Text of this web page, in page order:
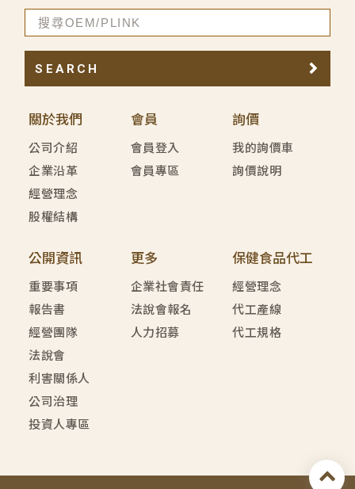
關於我們
公司介紹
企業沿革
經營理念
股權結構
會員
會員登入
會員專區
詢價
我的詢價車
詢價說明
公開資訊
重要事項
報告書
經營團隊
法說會
利害關係人
公司治理
投資人專區
更多
企業社會責任
法說會報名
人力招募
保健食品代工
經營理念
代工產線
代工規格
SEARCH